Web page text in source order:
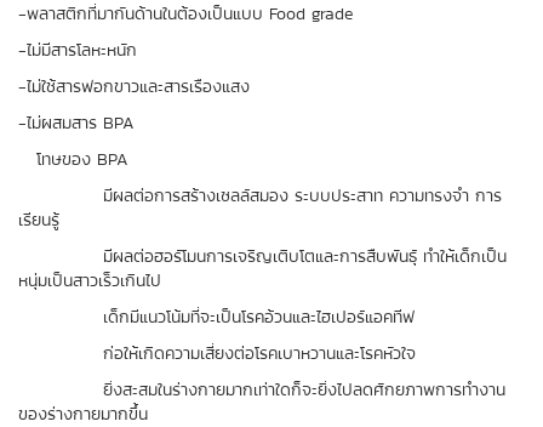
-พลาสติกที่มากันด้านในต้องเป็นแบบ Food grade
-ไม่มีสารโลหะหนัก
-ไม่ใช้สารฟอกขาวและสารเรืองแสง
-ไม่ผสมสาร BPA
โทษของ BPA
มีผลต่อการสร้างเซลล์สมอง ระบบประสาท ความทรงจำ การ
เรียนรู้
มีผลต่อฮอร์โมนการเจริญเติบโตและการสืบพันธุ์ ทำให้เด็กเป็น
หนุ่มเป็นสาวเร็วเกินไป
เด็กมีแนวโน้มที่จะเป็นโรคอ้วนและไฮเปอร์แอคทีฟ
ก่อให้เกิดความเสี่ยงต่อโรคเบาหวานและโรคหัวใจ
ยิ่งสะสมในร่างกายมากเท่าใดก็จะยิ่งไปลดศักยภาพการทำงาน
ของร่างกายมากขึ้น